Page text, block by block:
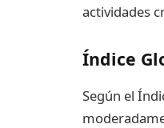
actividades
Índice
Según el